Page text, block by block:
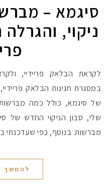
סיגמא –
ניקוי,
לקראת הבלאק פריידיי, ולקראת ההגרלה הראשונה שתעלה
במסגרת חגיגות הבלאק
של סיגמא, כולל כמה
שלי, סבון הניקוי החדש של
מברשות. בנוסף, כפי שעדכנתי
להמשך